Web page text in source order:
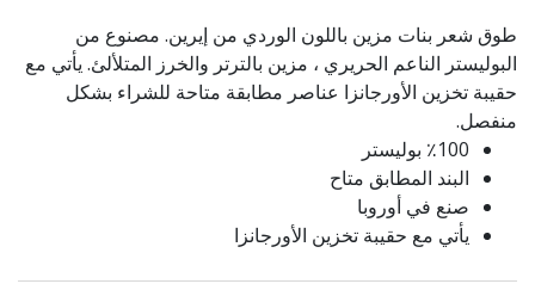
طوق شعر بنات مزين باللون الوردي من إيرين. مصنوع من
البوليستر الناعم الحريري ، مزين بالترتر والخرز المتلألئ. يأتي مع
حقيبة تخزين الأورجانزا عناصر مطابقة متاحة للشراء بشكل
منفصل.
٪100 بوليستر
البند المطابق متاح
صنع في أوروبا
يأتي مع حقيبة تخزين الأورجانزا